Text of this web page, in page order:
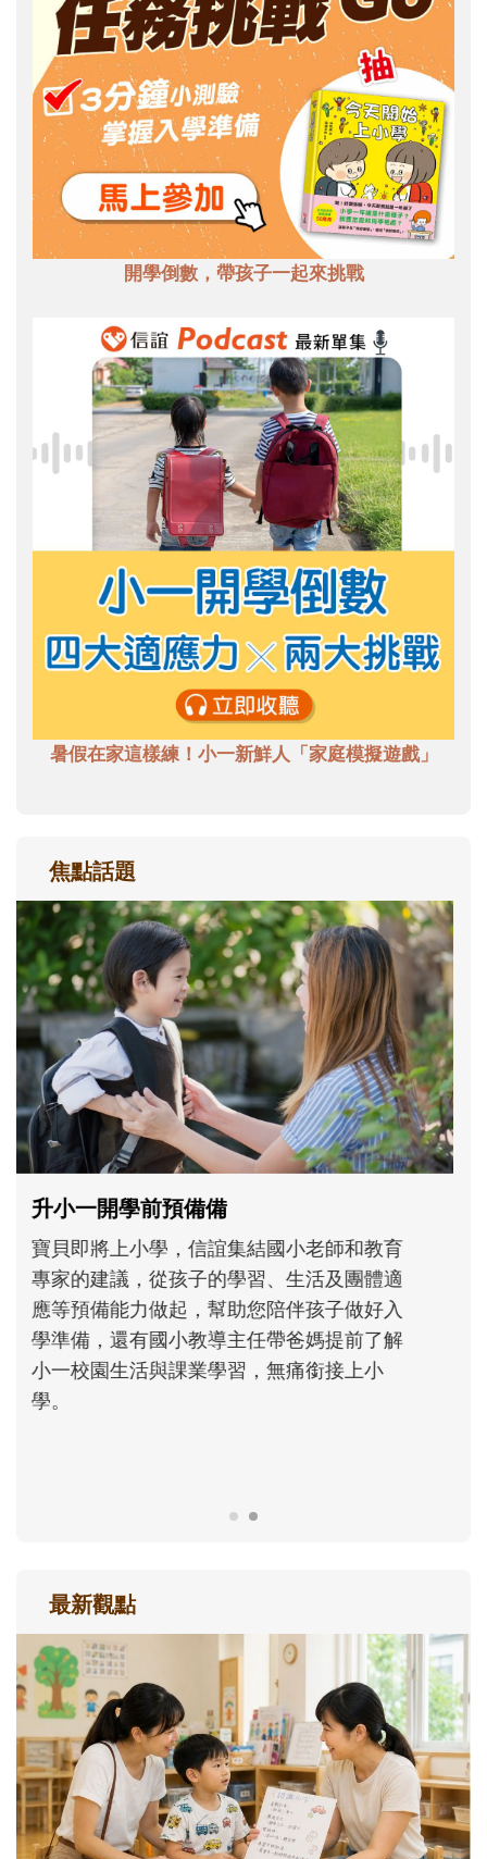
開學倒數，帶孩子一起來挑戰
暑假在家這樣練！小一新鮮人「家庭模擬遊戲」
焦點話題
和孩子一起長大的那個男人│讀懂父親的
不同模樣
沒有人天生就擅長當爸爸！男人總是在一次
次「前所未有」的體驗中，跟著孩子一起長
大。從給予安全感的肢體遊戲，到獨立自
主、角色認同及解決問題的能力養成。爸爸
正嘗試用不同的模樣，參與孩子每個重要的
最新觀點